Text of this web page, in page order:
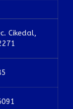
Cikedal,